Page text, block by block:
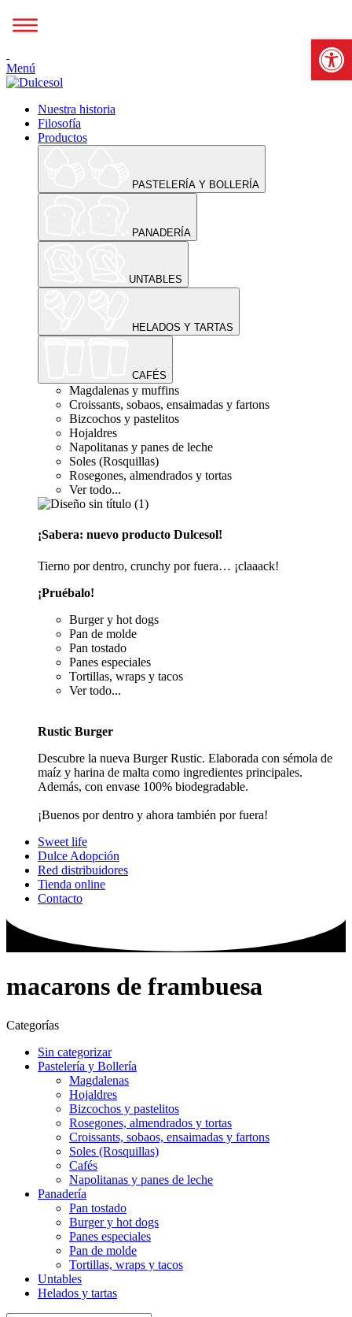
Menú
Nuestra historia
Filosofía
Productos
PASTELERÍA Y BOLLERÍA
PANADERÍA
UNTABLES
HELADOS Y TARTAS
CAFÉS
Magdalenas y muffins
Croissants, sobaos, ensaimadas y fartons
Bizcochos y pastelitos
Hojaldres
Napolitanas y panes de leche
Soles (Rosquillas)
Rosegones, almendrados y tortas
Ver todo...
¡Sabera: nuevo producto Dulcesol!
Tierno por dentro, crunchy por fuera… ¡claaack!
¡Pruébalo!
Burger y hot dogs
Pan de molde
Pan tostado
Panes especiales
Tortillas, wraps y tacos
Ver todo...
Rustic Burger
Descubre la nueva Burger Rustic. Elaborada con sémola de
maíz y harina de malta como ingredientes principales.
Además, con envase 100% biodegradable.
¡Buenos por dentro y ahora también por fuera!
Sweet life
Dulce Adopción
Red distribuidores
Tienda online
Contacto
macarons de frambuesa
Categorías
Sin categorizar
Pastelería y Bollería
Magdalenas
Hojaldres
Bizcochos y pastelitos
Rosegones, almendrados y tortas
Croissants, sobaos, ensaimadas y fartons
Soles (Rosquillas)
Cafés
Napolitanas y panes de leche
Panadería
Pan tostado
Burger y hot dogs
Panes especiales
Pan de molde
Tortillas, wraps y tacos
Untables
Helados y tartas
Abrir